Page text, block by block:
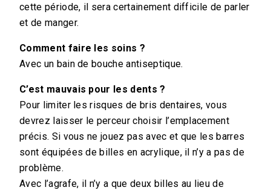
cette période, il sera certainement difficile de parler
et de manger.
Comment faire les soins ?
Avec un bain de bouche antiseptique.
C’est mauvais pour les dents ?
Pour limiter les risques de bris dentaires, vous
devrez laisser le perceur choisir l’emplacement
précis. Si vous ne jouez pas avec et que les barres
sont équipées de billes en acrylique, il n’y a pas de
problème.
Avec l’agrafe, il n’y a que deux billes au lieu de